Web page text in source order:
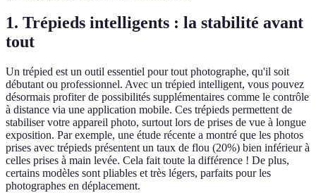
1. Trépieds intelligents : la stabilité avant
tout
Un trépied est un outil essentiel pour tout photographe, qu'il soit
débutant ou professionnel. Avec un trépied intelligent, vous pouvez
désormais profiter de possibilités supplémentaires comme le contrôle
à distance via une application mobile. Ces trépieds permettent de
stabiliser votre appareil photo, surtout lors de prises de vue à longue
exposition. Par exemple, une étude récente a montré que les photos
prises avec trépieds présentent un taux de flou (20%) bien inférieur à
celles prises à main levée. Cela fait toute la différence ! De plus,
certains modèles sont pliables et très légers, parfaits pour les
photographes en déplacement.